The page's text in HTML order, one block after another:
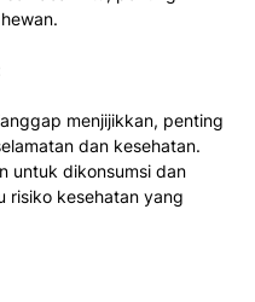
menjijikkan, penting
dan kesehatan.
untuk dikonsumsi dan
risiko kesehatan yang